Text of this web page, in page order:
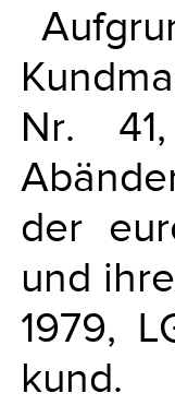
Nr.
der
und
1979,
kund.